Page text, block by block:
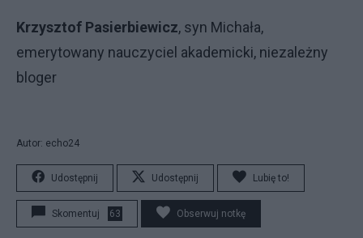
Krzysztof Pasierbiewicz, syn Michała,
emerytowany nauczyciel akademicki, niezależny
bloger
Autor: echo24
Udostępnij Udostępnij Lubię to!
Skomentuj 63 Obserwuj notkę